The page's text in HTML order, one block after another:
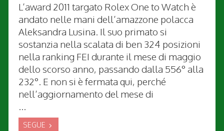
L’award 2011 targato Rolex One to Watch è
andato nelle mani dell’amazzone polacca
Aleksandra Lusina. Il suo primato si
sostanzia nella scalata di ben 324 posizioni
nella ranking FEI durante il mese di maggio
dello scorso anno, passando dalla 556° alla
232°. E non si è fermata qui, perché
nell’aggiornamento del mese di
...
SEGUE